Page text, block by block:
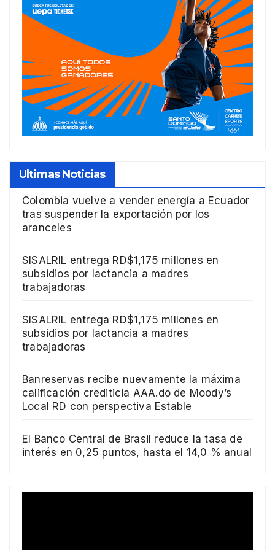
Ultimas Noticias
Colombia vuelve a vender energía a Ecuador
tras suspender la exportación por los
aranceles
SISALRIL entrega RD$1,175 millones en
subsidios por lactancia a madres
trabajadoras
SISALRIL entrega RD$1,175 millones en
subsidios por lactancia a madres
trabajadoras
Banreservas recibe nuevamente la máxima
calificación crediticia AAA.do de Moody’s
Local RD con perspectiva Estable
El Banco Central de Brasil reduce la tasa de
interés en 0,25 puntos, hasta el 14,0 % anual